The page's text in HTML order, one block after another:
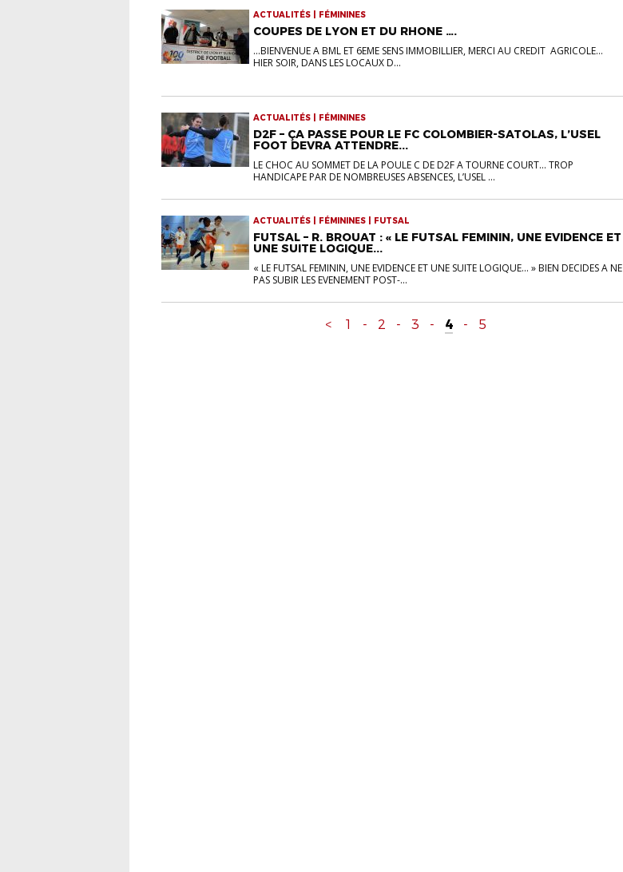
ACTUALITÉS | FÉMININES
COUPES DE LYON ET DU RHONE ….
...BIENVENUE A BML ET 6EME SENS IMMOBILLIER, MERCI AU CREDIT AGRICOLE…
HIER SOIR, DANS LES LOCAUX D...
ACTUALITÉS | FÉMININES
D2F – ÇA PASSE POUR LE FC COLOMBIER-SATOLAS, L’USEL
FOOT DEVRA ATTENDRE...
LE CHOC AU SOMMET DE LA POULE C DE D2F A TOURNE COURT… TROP
HANDICAPE PAR DE NOMBREUSES ABSENCES, L’USEL ...
ACTUALITÉS | FÉMININES | FUTSAL
FUTSAL – R. BROUAT : « LE FUTSAL FEMININ, UNE EVIDENCE ET
UNE SUITE LOGIQUE...
« LE FUTSAL FEMININ, UNE EVIDENCE ET UNE SUITE LOGIQUE… » BIEN DECIDES A NE
PAS SUBIR LES EVENEMENT POST-...
< 1 - 2 - 3 - 4 - 5